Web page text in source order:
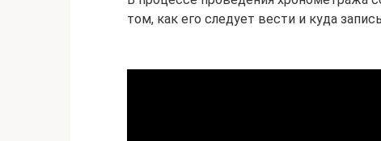
том, как его следует вести и куда